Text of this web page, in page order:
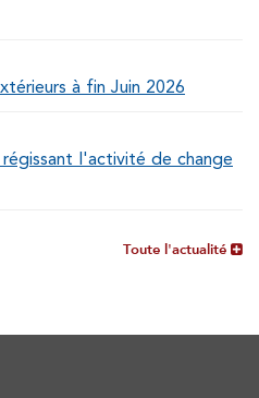
à fin Juin 2026
l'activité de change
Toute l'actualité